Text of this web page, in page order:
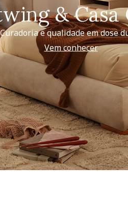
& Casa
Curadoria e qualidade em dose
Vem conhecer